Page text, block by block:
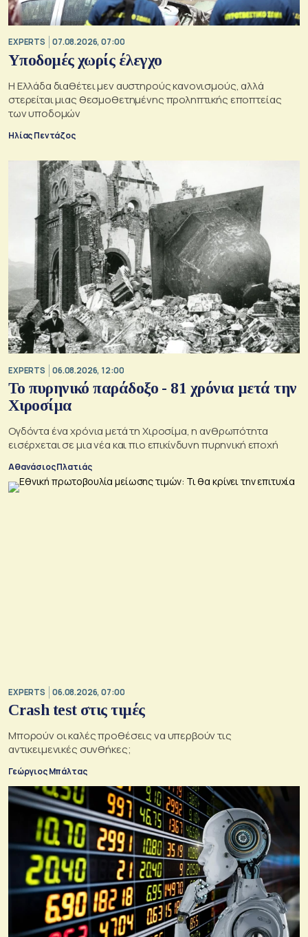
EXPERTS 07.08.2026, 07:00
Υποδομές χωρίς έλεγχο
Η Ελλάδα διαθέτει μεν αυστηρούς κανονισμούς, αλλά
στερείται μιας θεσμοθετημένης προληπτικής εποπτείας
των υποδομών
Ηλίας Πεντάζος
EXPERTS 06.08.2026, 12:00
Το πυρηνικό παράδοξο - 81 χρόνια μετά την
Χιροσίμα
Ογδόντα ένα χρόνια μετά τη Χιροσίμα, η ανθρωπότητα
εισέρχεται σε μια νέα και πιο επικίνδυνη πυρηνική εποχή
Αθανάσιος Πλατιάς
EXPERTS 06.08.2026, 07:00
Crash test στις τιμές
Mπορούν οι καλές προθέσεις να υπερβούν τις
αντικειμενικές συνθήκες;
Γεώργιος Μπάλτας